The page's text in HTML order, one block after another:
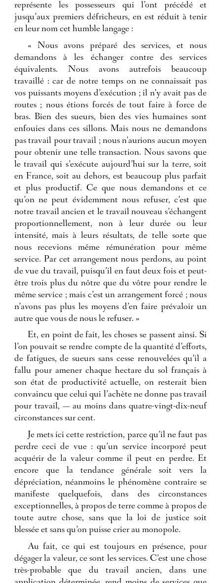
représente les possesseurs qui l’ont précédé et
jusqu’aux premiers défricheurs, en est réduit à tenir
en leur nom cet humble langage :
« Nous avons préparé des services, et nous
demandons à les échanger contre des services
équivalents. Nous avons autrefois beaucoup
travaillé : car de notre temps on ne connaissait pas
vos puissants moyens d’exécution ; il n’y avait pas de
routes ; nous étions forcés de tout faire à force de
bras. Bien des sueurs, bien des vies humaines sont
enfouies dans ces sillons. Mais nous ne demandons
pas travail pour travail ; nous n’aurions aucun moyen
pour obtenir une telle transaction. Nous savons que
le travail qui s’exécute aujourd’hui sur la terre, soit
en France, soit au dehors, est beaucoup plus parfait
et plus productif. Ce que nous demandons et ce
qu’on ne peut évidemment nous refuser, c’est que
notre travail ancien et le travail nouveau s’échangent
proportionnellement, non à leur durée ou leur
intensité, mais à leurs résultats, de telle sorte que
nous recevions même rémunération pour même
service. Par cet arrangement nous perdons, au point
de vue du travail, puisqu’il en faut deux fois et peut-
être trois plus du nôtre que du vôtre pour rendre le
même service ; mais c’est un arrangement forcé ; nous
n’avons pas plus les moyens d’en faire prévaloir un
autre que vous de nous le refuser. »
Et, en point de fait, les choses se passent ainsi. Si
l’on pouvait se rendre compte de la quantité d’efforts,
de fatigues, de sueurs sans cesse renouvelées qu’il a
fallu pour amener chaque hectare du sol français à
son état de productivité actuelle, on resterait bien
convaincu que celui qui l’achète ne donne pas travail
pour travail, — au moins dans quatre-vingt-dix-neuf
circonstances sur cent.
Je mets ici cette restriction, parce qu’il ne faut pas
perdre ceci de vue : qu’un service incorporé peut
acquérir de la valeur comme il peut en perdre. Et
encore que la tendance générale soit vers la
dépréciation, néanmoins le phénomène contraire se
manifeste quelquefois, dans des circonstances
exceptionnelles, à propos de terre comme à propos de
toute autre chose, sans que la loi de justice soit
blessée et sans qu’on puisse crier au monopole.
Au fait, ce qui est toujours en présence, pour
dégager la valeur, ce sont les services. C’est une chose
très-probable que du travail ancien, dans une